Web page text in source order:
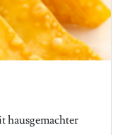
hausgemachter